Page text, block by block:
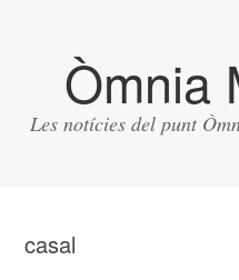
Òmnia
Les notícies del punt
casal